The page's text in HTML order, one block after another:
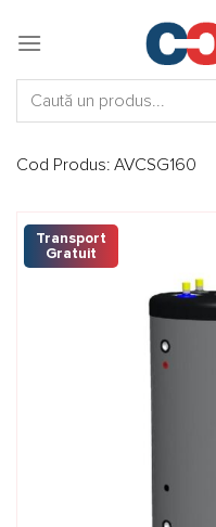
Cod Produs: AVCSG160
Transport
Gratuit